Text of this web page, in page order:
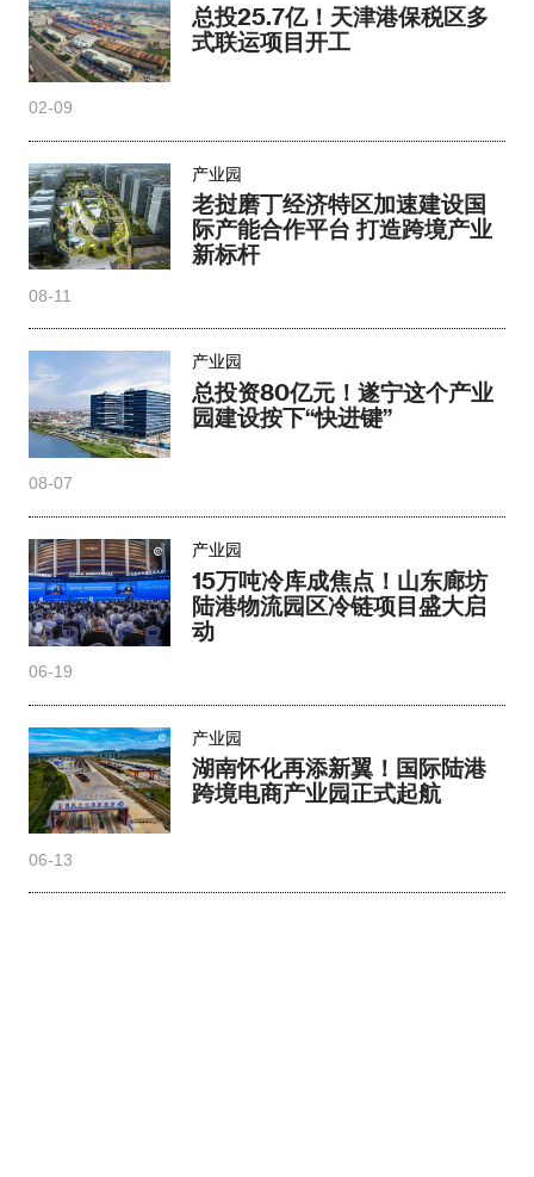
总投25.7亿！天津港保税区多
式联运项目开工
02-09
产业园
老挝磨丁经济特区加速建设国
际产能合作平台 打造跨境产业
新标杆
08-11
产业园
总投资80亿元！遂宁这个产业
园建设按下“快进键”
08-07
产业园
15万吨冷库成焦点！山东廊坊
陆港物流园区冷链项目盛大启
动
06-19
产业园
湖南怀化再添新翼！国际陆港
跨境电商产业园正式起航
06-13